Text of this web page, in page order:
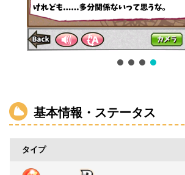
基本情報・ステータス
タイプ